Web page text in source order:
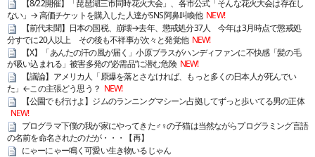
【8/22開催】「琵琶湖三市同時花火大会」、各市公式「そんな花火大会は存在し
ない」→ 高価チケットを購入した人達がSNS阿鼻叫喚他 NEW!
【前代未聞】日本の国税、崩壊→去年、懲戒処分37人 今年は3月時点で懲戒処
分すでに20人以上 その後も不祥事が次々と発覚他 NEW!
【X】「あんたの汗の風が届く」小原ブラスがハンディファンに不快感「髪の毛
が吸い込まれる」被害多発の“必需品”に潜む危険 NEW!
【議論】アメリカ人「原爆を落とさなければ、もっと多くの日本人が死んでい
た」←この主張どう思う？ NEW!
【公園でも行けよ】ジムのランニングマシーン占拠してずっと歩いてる男の正体
NEW!
プログラマ下僕の我が家にやってきた♂♀の子猫は当然ながらプログラミング言語
の名前を命名されたのだが・・・【再】
にゃーにゃー鳴く可愛い生き物いるじゃん